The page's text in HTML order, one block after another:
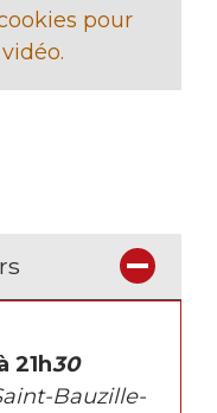
pour
21h30
Bauzille-